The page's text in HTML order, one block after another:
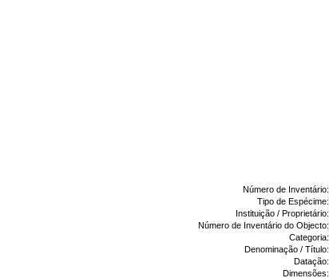
Número de Inventário:
Tipo de Espécime:
Instituição / Proprietário:
Número de Inventário do Objecto:
Categoria:
Denominação / Título:
Datação:
Dimensões: